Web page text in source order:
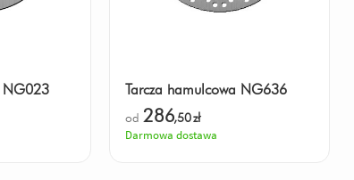
NG023 Tarcza hamulcowa NG636
od 286,50zł
Darmowa dostawa